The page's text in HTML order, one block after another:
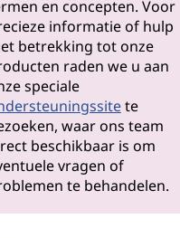
en concepten. Voor
informatie of hulp
betrekking tot onze
raden we u aan
speciale
te
waar ons team
beschikbaar is om
vragen of
te behandelen.